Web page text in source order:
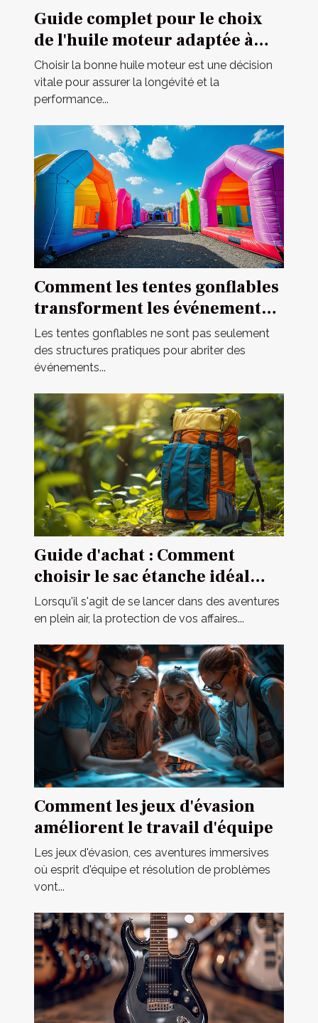
Guide complet pour le choix
de l'huile moteur adaptée à
votre véhicule
Choisir la bonne huile moteur est une décision
vitale pour assurer la longévité et la
performance...
Comment les tentes gonflables
transforment les événements
en spectacles
Les tentes gonflables ne sont pas seulement
des structures pratiques pour abriter des
événements...
Guide d'achat : Comment
choisir le sac étanche idéal
pour vos activités ?
Lorsqu'il s'agit de se lancer dans des aventures
en plein air, la protection de vos affaires...
Comment les jeux d'évasion
améliorent le travail d'équipe
Les jeux d'évasion, ces aventures immersives
où esprit d'équipe et résolution de problèmes
vont...